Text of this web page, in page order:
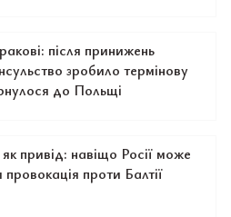
після принижень
зробило термінову
до Польщі
привід: навіщо Росії може
проти Балтії